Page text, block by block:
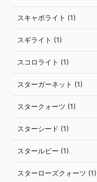
スキャポライト (1)
スギライト (1)
スコロライト (1)
スターガーネット (1)
スタークォーツ (1)
スターシード (1)
スタールビー (1)
スターローズクォーツ (1)